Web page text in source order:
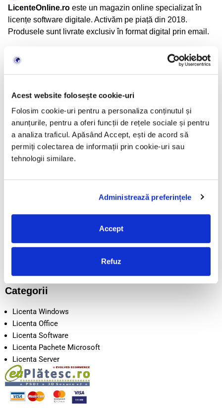
Acest website folosește cookie-uri
Folosim cookie-uri pentru a personaliza conținutul și
anunțurile, pentru a oferi funcții de rețele sociale și pentru
a analiza traficul. Apăsând Accept, ești de acord să
permiți colectarea de informații prin cookie-uri sau
tehnologii similare.
Administrează preferințele
Accept
Refuz
LicenteOnline.ro este un magazin online specializat în
licențe software digitale. Activăm pe piață din 2018.
Produsele sunt livrate exclusiv în format digital prin email.
LicenteOnline.ro este operat de LICENTEDIGITALE SRL
Adresă: Beiuș, Jud. Bihor, România
Informații
TERMENI SI CONDITII
CONFIDENTIALITATE
Intrebari frecvente
Categorii
Licenta Windows
Licenta Office
Licenta Software
Licenta Pachete Microsoft
Licenta Server